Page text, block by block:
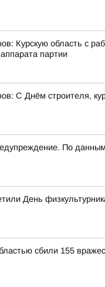
Курскую область с
партии
С Днём строителя,
По данным
День
сбили 155